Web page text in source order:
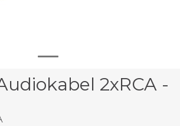
2xRCA -